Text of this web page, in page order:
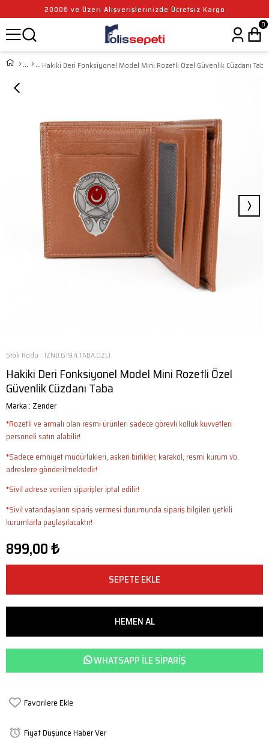
2000₺ ve Üzeri Alışverişlerinizde Ücretsiz Kargo
0
Hakiki Deri Fonksiyonel Model Mini Rozetli Özel Güvenlik Cüzdanı Taba
›
Stok Kodu (ZND.619.4.TABA.OZL)
Hakiki Deri Fonksiyonel Model Mini Rozetli Özel
Güvenlik Cüzdanı Taba
Marka: Zender
*Rozetli ve armalı olan resmi ürünleri sadece görevli kolluk kuvvetleri
personeli satın alabilir!
*Sadece emniyet müdürlükleri, askeri birlikler, karakol, resmi kurum vb.
adreslere gönderilmektedir!
*Sivil adrese verilen siparişler iptal edilir!
*Sivil vatandaşların sipariş vermesi durumunda sipariş bilgileri yetkili
kurumlarla paylaşılacaktır!
899,00 ₺
WHATSAPP ILE SIPARIŞ
Favorilere Ekle
Fiyat Düşünce Haber Ver